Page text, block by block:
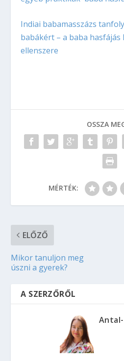
Indiai babamasszázs
babákért – a baba
ellenszere
OSSZA
MÉRTÉK:
ELŐZŐ
Mikor tanuljon meg
úszni a gyerek?
A SZERZŐRŐL